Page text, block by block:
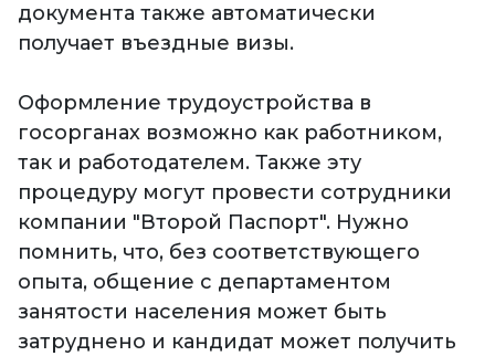
документа также автоматически
получает въездные визы.
Оформление трудоустройства в
госорганах возможно как работником,
так и работодателем. Также эту
процедуру могут провести сотрудники
компании "Второй Паспорт". Нужно
помнить, что, без соответствующего
опыта, общение с департаментом
занятости населения может быть
затруднено и кандидат может получить